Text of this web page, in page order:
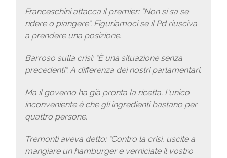
Franceschini attacca il premier: “Non si sa se
ridere o piangere”. Figuriamoci se il Pd riusciva
a prendere una posizione.
Barroso sulla crisi: “È una situazione senza
precedenti”. A differenza dei nostri parlamentari.
Ma il governo ha già pronta la ricetta. L’unico
inconveniente è che gli ingredienti bastano per
quattro persone.
Tremonti aveva detto: “Contro la crisi, uscite a
mangiare un hamburger e verniciate il vostro